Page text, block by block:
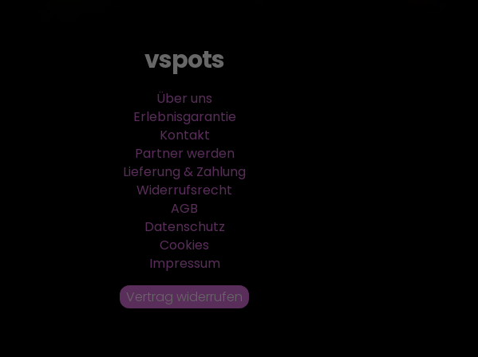
vspots
Über uns
Erlebnisgarantie
Kontakt
Partner werden
Lieferung & Zahlung
Widerrufsrecht
AGB
Datenschutz
Cookies
Impressum
Vertrag widerrufen